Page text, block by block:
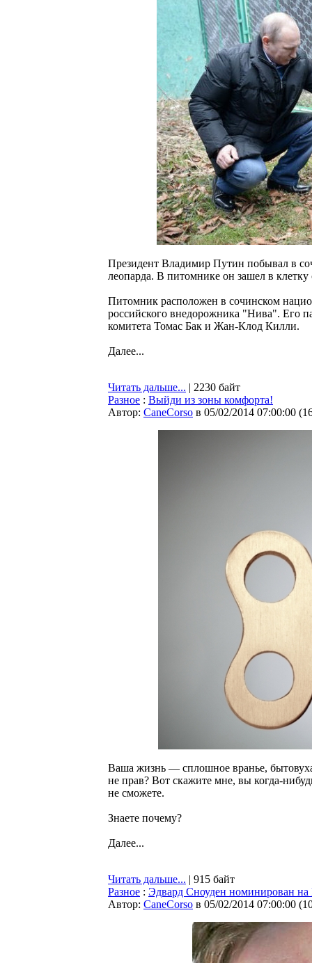
Президент Владимир Путин побывал в
леопарда. В питомнике он зашел в
Питомник расположен в сочинском
российского внедорожника "Нива". Его
комитета Томас Бак и Жан-Клод Килли.
Далее...
Читать дальше... | 2230 байт
Разное : Выйди из зоны комфорта!
Автор: CaneCorso в 05/02/2014 07:00:00 (
Ваша жизнь — сплошное вранье,
не прав? Вот скажите мне, вы когда-
не сможете.
Знаете почему?
Далее...
Читать дальше... | 915 байт
Разное : Эдвард Сноуден номинирован
Автор: CaneCorso в 05/02/2014 07:00:00 (